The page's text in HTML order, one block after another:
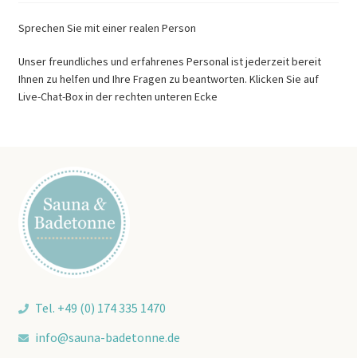
Sprechen Sie mit einer realen Person
Unser freundliches und erfahrenes Personal ist jederzeit bereit
Ihnen zu helfen und Ihre Fragen zu beantworten. Klicken Sie auf
Live-Chat-Box in der rechten unteren Ecke
Tel. +49 (0) 174 335 1470
info@sauna-badetonne.de